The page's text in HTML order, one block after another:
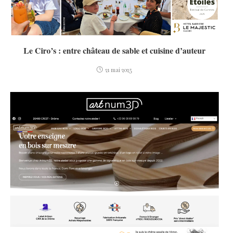
Le Ciro’s : entre château de sable et cuisine d’auteur
21 mai 2025